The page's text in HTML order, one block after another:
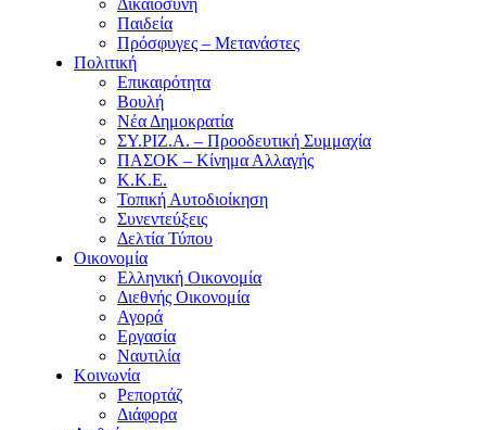
Δικαιοσύνη
Παιδεία
Πρόσφυγες – Μετανάστες
Πολιτική
Επικαιρότητα
Βουλή
Νέα Δημοκρατία
ΣΥ.ΡΙΖ.Α. – Προοδευτική Συμμαχία
ΠΑΣΟΚ – Κίνημα Αλλαγής
Κ.Κ.Ε.
Τοπική Αυτοδιοίκηση
Συνεντεύξεις
Δελτία Τύπου
Οικονομία
Ελληνική Οικονομία
Διεθνής Οικονομία
Αγορά
Εργασία
Ναυτιλία
Κοινωνία
Ρεπορτάζ
Διάφορα